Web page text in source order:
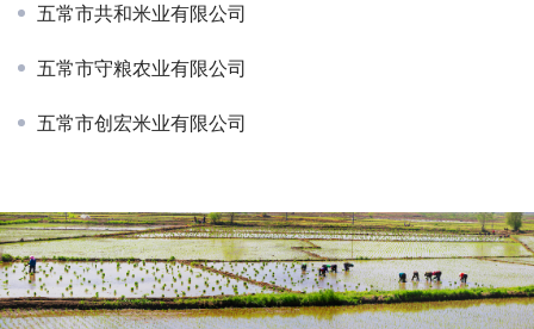
五常市共和米业有限公司
五常市守粮农业有限公司
五常市创宏米业有限公司